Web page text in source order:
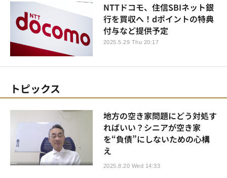
NTTドコモ、住信SBIネット銀
行を買収へ！dポイントの特典
付与など提供予定
2025.5.29 Thu 20:17
トピックス
地方の空き家問題にどう対処す
ればいい？シニアが空き家
を“負債”にしないための心構
え
2025.8.20 Wed 14:33